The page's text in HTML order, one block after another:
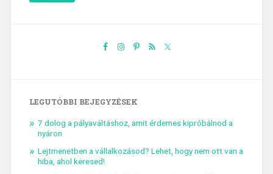
LEGUTÓBBI BEJEGYZÉSEK
7 dolog a pályaváltáshoz, amit érdemes kipróbálnod a
nyáron
Lejtmenetben a vállalkozásod? Lehet, hogy nem ott van a
hiba, ahol keresed!